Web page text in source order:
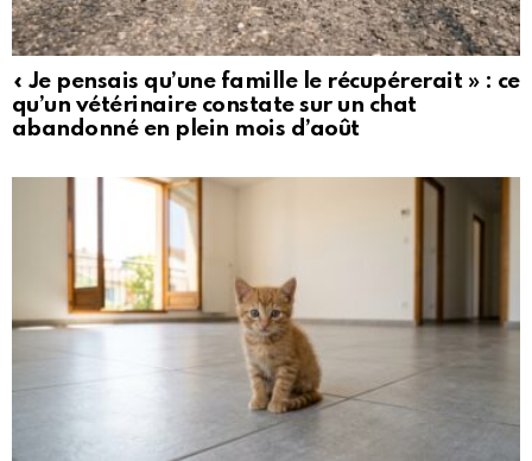
« Je pensais qu’une famille le récupérerait » : ce
qu’un vétérinaire constate sur un chat
abandonné en plein mois d’août